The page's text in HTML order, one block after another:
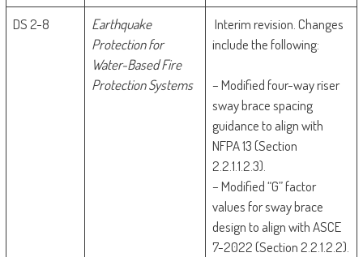
DS 2-8
Earthquake
Protection for
Water-Based Fire
Protection Systems
Interim revision. Changes
include the following:
– Modified four-way riser
sway brace spacing
guidance to align with
NFPA 13 (Section
2.2.1.1.2.3).
– Modified “G” factor
values for sway brace
design to align with ASCE
7-2022 (Section 2.2.1.2.2).